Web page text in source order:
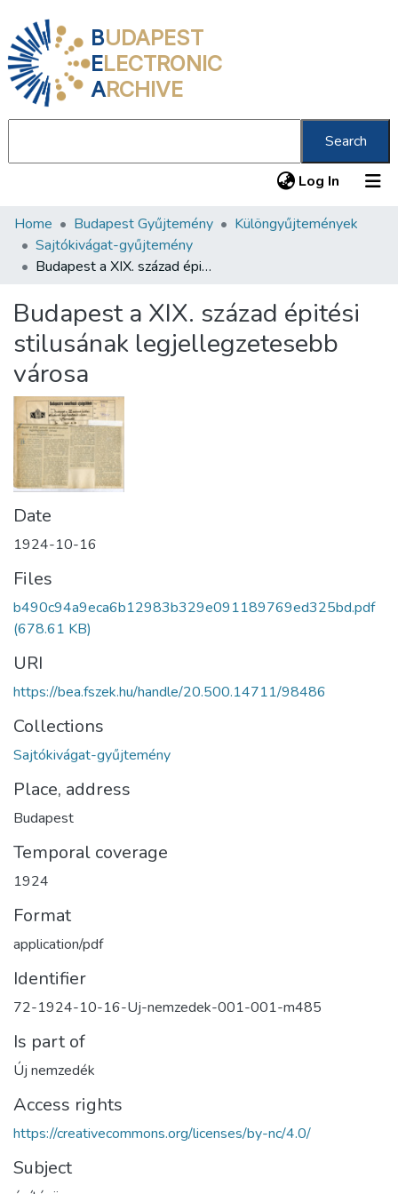
BUDAPEST
ELECTRONIC
ARCHIVE
Search
Log In (current)
Communities & Collections
All of DSpace
About us
Home Budapest Gyűjtemény
Különgyűjtemények
Sajtókivágat-gyűjtemény
Budapest a XIX. század épitési stilusának legjellegzetesebb városa
Budapest a XIX. század épitési
stilusának legjellegzetesebb
városa
Date
1924-10-16
Files
b490c94a9eca6b12983b329e091189769ed325bd.pdf
(678.61 KB)
URI
https://bea.fszek.hu/handle/20.500.14711/98486
Collections
Sajtókivágat-gyűjtemény
Place, address
Budapest
Temporal coverage
1924
Format
application/pdf
Identifier
72-1924-10-16-Uj-nemzedek-001-001-m485
Is part of
Új nemzedék
Access rights
https://creativecommons.org/licenses/by-nc/4.0/
Subject